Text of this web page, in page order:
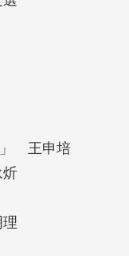
」 王申培
炘